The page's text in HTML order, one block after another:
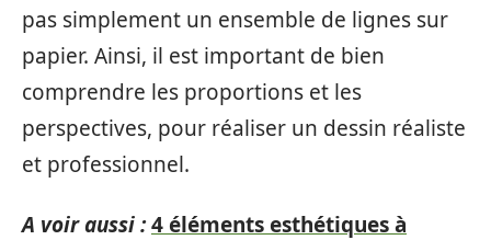
pas simplement un ensemble de lignes sur
papier. Ainsi, il est important de bien
comprendre les proportions et les
perspectives, pour réaliser un dessin réaliste
et professionnel.
A voir aussi :4 éléments esthétiques à